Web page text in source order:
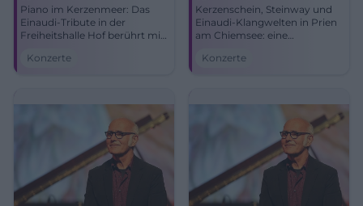
Piano im Kerzenmeer: Das
Einaudi-Tribute in der
Freiheitshalle Hof berührt mit
großer Emotion und starker
Konzerte
AUSVERKAUFT -
Kerzenschein, Steinway und
Einaudi-Klangwelten in Prien
am Chiemsee: eine
Leuchtshow und großer
Konzerte